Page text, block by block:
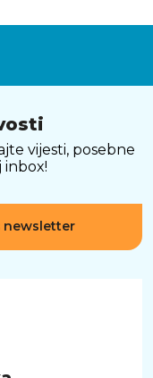
vijesti, posebne
inbox!
newsletter